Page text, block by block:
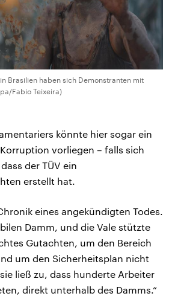
Brasilien haben sich Demonstranten mit
Fabio Teixeira)
könnte hier sogar ein
vorliegen – falls sich
der TÜV ein
erstellt hat.
eines angekündigten Todes.
Damm, und die Vale stützte
Gutachten, um den Bereich
um den Sicherheitsplan nicht
ließ zu, dass hunderte Arbeiter
direkt unterhalb des Damms.“